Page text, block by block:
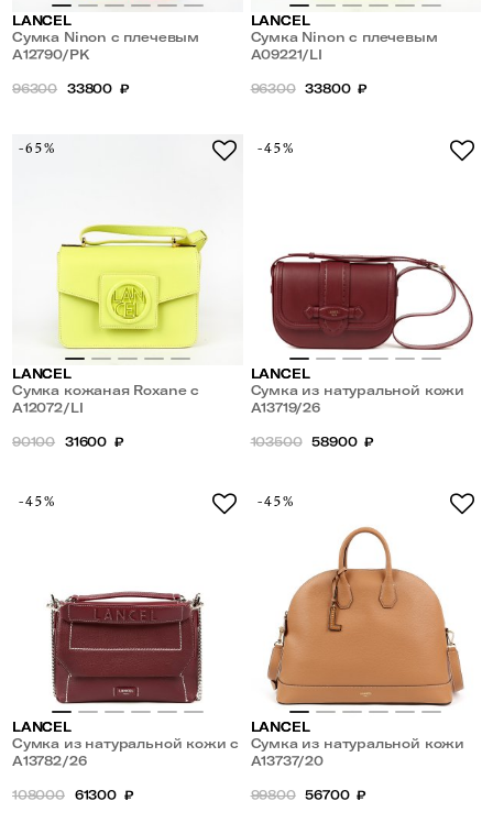
LANCEL
Сумка Ninon с плечевым
ремнем-цепочкой
A12790/PK
96300 33800 ₽
LANCEL
Сумка Ninon с плечевым
ремнем-цепочкой
A09221/LI
96300 33800 ₽
-65%
LANCEL
Сумка кожаная Roxane с
плечевым ремнем
A12072/LI
90100 31600 ₽
-45%
LANCEL
Сумка из натуральной кожи
A13719/26
103500 58900 ₽
-45%
LANCEL
Сумка из натуральной кожи с
плечевым ремнем-цепочкой
A13782/26
108000 61300 ₽
-45%
LANCEL
Сумка из натуральной кожи
A13737/20
99800 56700 ₽